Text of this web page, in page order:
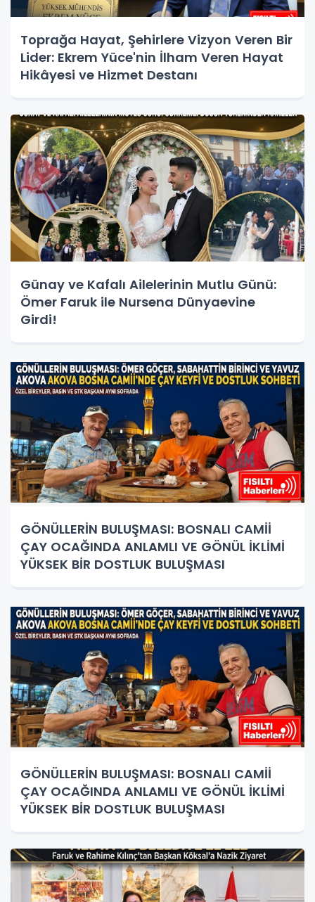
Toprağa Hayat, Şehirlere Vizyon Veren Bir
Lider: Ekrem Yüce'nin İlham Veren Hayat
Hikâyesi ve Hizmet Destanı
Günay ve Kafalı Ailelerinin Mutlu Günü:
Ömer Faruk ile Nursena Dünyaevine
Girdi!
GÖNÜLLERİN BULUŞMASI: BOSNALI CAMİİ
ÇAY OCAĞINDA ANLAMLI VE GÖNÜL İKLİMİ
YÜKSEK BİR DOSTLUK BULUŞMASI
GÖNÜLLERİN BULUŞMASI: BOSNALI CAMİİ
ÇAY OCAĞINDA ANLAMLI VE GÖNÜL İKLİMİ
YÜKSEK BİR DOSTLUK BULUŞMASI